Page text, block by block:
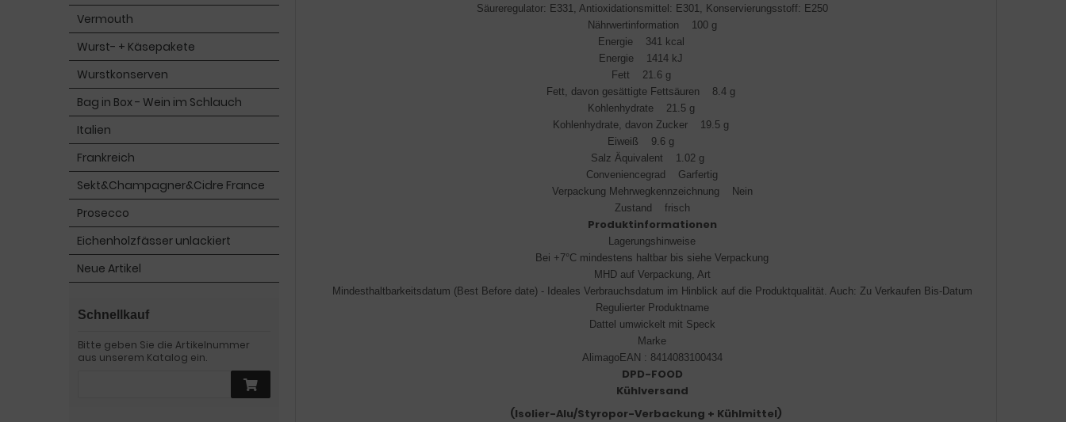
Säureregulator: E331, Antioxidationsmittel: E301, Konservierungsstoff: E250
Nährwertinformation 100 g
Energie 341 kcal
Energie 1414 kJ
Fett 21.6 g
Fett, davon gesättigte Fettsäuren 8.4 g
Kohlenhydrate 21.5 g
Kohlenhydrate, davon Zucker 19.5 g
Eiweiß 9.6 g
Salz Äquivalent 1.02 g
Conveniencegrad Garfertig
Verpackung Mehrwegkennzeichnung Nein
Zustand frisch
Produktinformationen
Lagerungshinweise
Bei +7°C mindestens haltbar bis siehe Verpackung
MHD auf Verpackung, Art
Mindesthaltbarkeitsdatum (Best Before date) - Ideales Verbrauchsdatum im Hinblick auf die Produktqualität. Auch: Zu Verkaufen Bis-Datum
Regulierter Produktname
Dattel umwickelt mit Speck
Marke
AlimagoEAN : 8414083100434
DPD-FOOD
Kühlversand
(Isolier-Alu/Styropor-Verbackung + Kühlmittel)
Vermouth
Wurst- + Käsepakete
Wurstkonserven
Bag in Box - Wein im Schlauch
Italien
Frankreich
Sekt&Champagner&Cidre France
Prosecco
Eichenholzfässer unlackiert
Neue Artikel
Schnellkauf
Bitte geben Sie die Artikelnummer
aus unserem Katalog ein.